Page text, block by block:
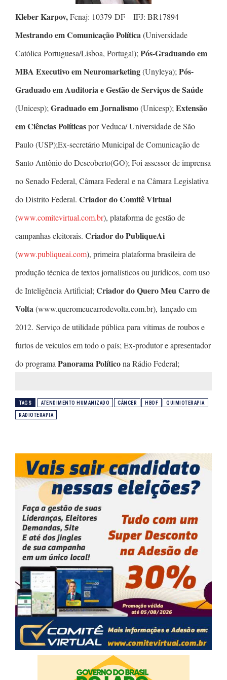
Kleber Karpov,Fenaj: 10379-DF – IFJ: BR17894
Mestrando em Comunicação Política(Universidade
Católica Portuguesa/Lisboa, Portugal); Pós-Graduando em
MBA Executivo em Neuromarketing(Unyleya); Pós-
Graduado em Auditoria e Gestão de Serviços de Saúde
(Unicesp); Graduado em Jornalismo(Unicesp); Extensão
em Ciências Políticaspor Veduca/ Universidade de São
Paulo (USP);Ex-secretário Municipal de Comunicação de
Santo Antônio do Descoberto(GO); Foi assessor de imprensa
no Senado Federal, Câmara Federal e na Câmara Legislativa
do Distrito Federal. Criador do Comitê Virtual
(www.comitevirtual.com.br), plataforma de gestão de
campanhas eleitorais. Criador do PubliqueAi
(www.publiqueai.com), primeira plataforma brasileira de
produção técnica de textos jornalísticos ou jurídicos, com uso
de Inteligência Artificial; Criador do Quero Meu Carro de
Volta(www.queromeucarrodevolta.com.br), lançado em
2012. Serviço de utilidade pública para vítimas de roubos e
furtos de veículos em todo o país; Ex-produtor e apresentador
do programa Panorama Políticona Rádio Federal;
TAGS ATENDIMENTO HUMANIZADO CÂNCER HBDF QUIMIOTERAPIA
RADIOTERAPIA